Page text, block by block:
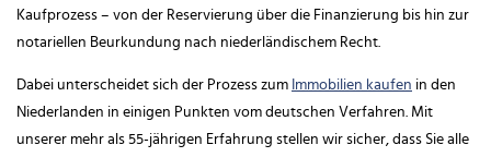
Kaufprozess – von der Reservierung über die Finanzierung bis hin zur
notariellen Beurkundung nach niederländischem Recht.
Dabei unterscheidet sich der Prozess zum Immobilien kaufen in den
Niederlanden in einigen Punkten vom deutschen Verfahren. Mit
unserer mehr als 55-jährigen Erfahrung stellen wir sicher, dass Sie alle